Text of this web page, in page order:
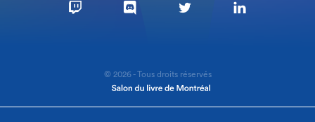
© 2026 - Tous droits réservés